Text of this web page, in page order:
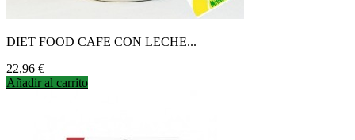
DIET FOOD CAFE CON LECHE...
Precio
22,96 €
Añadir al carrito